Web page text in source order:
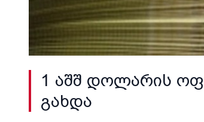
1 აშშ დოლარის
გახდა